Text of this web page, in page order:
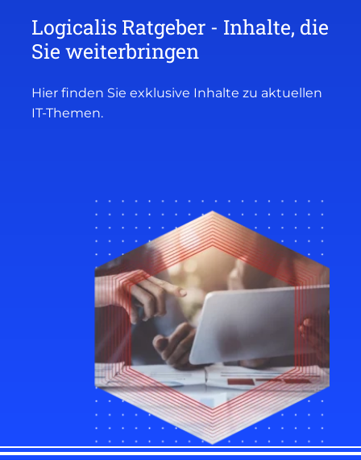
Logicalis Ratgeber - Inhalte, die
Sie weiterbringen
Hier finden Sie exklusive Inhalte zu aktuellen
IT-Themen.